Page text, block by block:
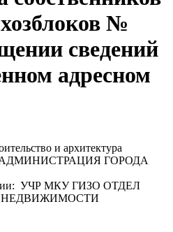
№
сведений
адресном
и архитектура
ГОРОДА
УЧР МКУ ГИЗО ОТДЕЛ
НЕДВИЖИМОСТИ